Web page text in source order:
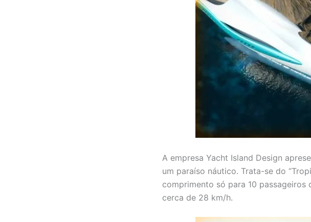
A empresa Yacht Island Design
um paraíso náutico. Trata-se do
comprimento só para 10 passageiros
cerca de 28 km/h.